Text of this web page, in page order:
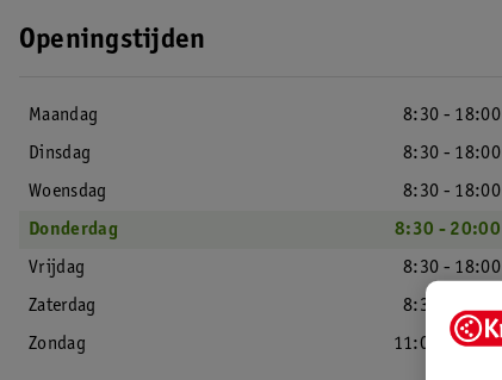
Openingstijden
Maandag
8:30 - 18:00
Dinsdag
8:30 - 18:00
Woensdag
8:30 - 18:00
Donderdag
8:30 - 20:00
Vrijdag
8:30 - 18:00
Zaterdag
8:30 - 18:00
Zondag
11:00 - 17:00